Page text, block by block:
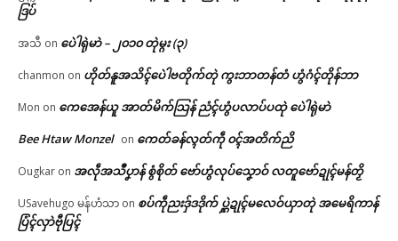
ဒြပ်
အသီ on ပေဲါရုဲမာဲ – ၂၀၁၀ တုဲမ္ဂး (၃)
chanmon on ဟိုတ်နူအသိၚ်ပေဲါဗတိုက်တုဲ ကွးဘာတန်တံ ဟွံဂံၚ်တိုန်ဘာ
Mon on ကေအေန်ယူ အာတ်မိက်သြန် ညံၚ်ဟွံပလာပ်ပထုဲ ပေဲါရုဲမာဲ
Bee Htaw Monzel on ကေတ်ခန်လ္ၚတ်ကဵု ၀ၚ်အတိက်ညိ
Ougkar on အလဵုအသဳပၞာန် စွံစိုတ် ဗော်ဟွံလုပ်သၞောဝ် လတူဗော်ဍုၚ်မန်တၟိ
USavehugo မန်ဟံသာ on စပ်ကဵုညးဒှ်ဒဒိုက် ပ္ဋဲဍုၚ်မလေဝ်ယှာတုဲ အမေရိကာန်
ပြံၚ်လှာဲဗီုပြၚ်